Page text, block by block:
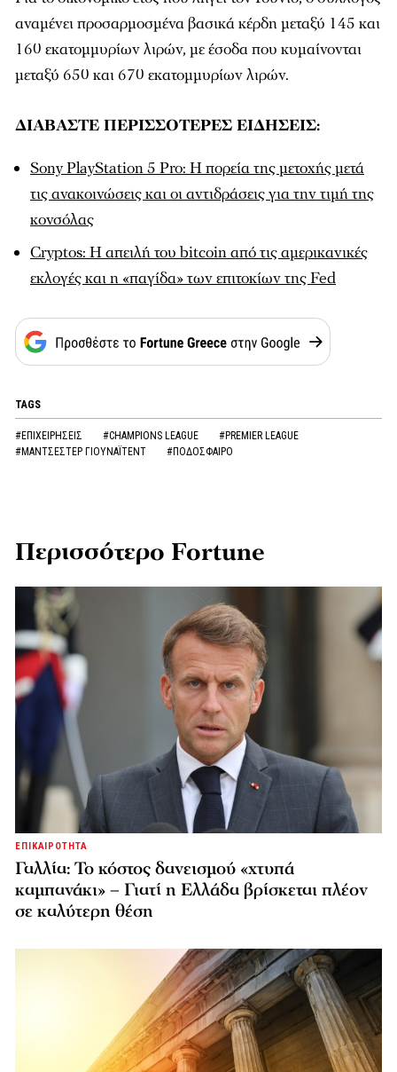
αναμένει προσαρμοσμένα βασικά κέρδη μεταξύ 145 και
160 εκατομμυρίων λιρών, με έσοδα που κυμαίνονται
μεταξύ 650 και 670 εκατομμυρίων λιρών.
ΔΙΑΒΑΣΤΕ ΠΕΡΙΣΣΟΤΕΡΕΣ ΕΙΔΗΣΕΙΣ:
Sony PlayStation 5 Pro: Η πορεία της μετοχής μετά
τις ανακοινώσεις και οι αντιδράσεις για την τιμή της
κονσόλας
Cryptos: Η απειλή του bitcoin από τις αμερικανικές
εκλογές και η «παγίδα» των επιτοκίων της Fed
TAGS
#ΕΠΙΧΕΙΡΗΣΕΙΣ #CHAMPIONS LEAGUE
#PREMIER LEAGUE
#ΜΑΝΤΣΕΣΤΕΡ ΓΙΟΥΝΑΪΤΕΝΤ
#ΠΟΔΟΣΦΑΙΡΟ
Περισσότερο Fortune
ΕΠΙΚΑΙΡΟΤΗΤΑ
Γαλλία: Το κόστος δανεισμού «χτυπά
καμπανάκι» – Γιατί η Ελλάδα βρίσκεται πλέον
σε καλύτερη θέση